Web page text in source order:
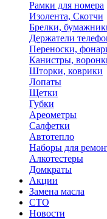
Рамки для номера
Изолента, Скотчи
Брелки,
Держатели
Переноски,
Канистры,
Шторки, коврики
Лопаты
Щетки
Губки
Ареометры
Салфетки
Автотепло
Наборы для
Алкотестеры
Домкраты
Акции
Замена масла
СТО
Новости